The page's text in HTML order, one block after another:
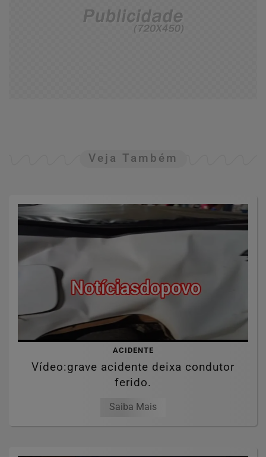
Veja Também
ACIDENTE
Vídeo:grave acidente deixa condutor
ferido.
Saiba Mais